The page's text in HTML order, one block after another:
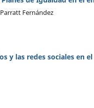
Fernández
y las redes sociales en